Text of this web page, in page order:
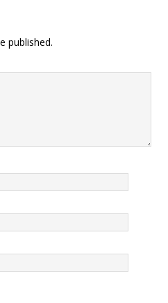
published.